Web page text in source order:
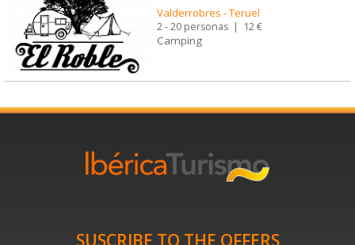
Valderrobres -Teruel
2 - 20 personas | 12 €
Camping
SUSCRIBE TO THE OFFERS